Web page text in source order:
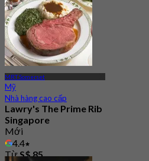
MRT Somerset
Mỹ
Nhà hàng cao cấp
Lawry's The Prime Rib
Singapore
Mới
4.4
TừS$ 85